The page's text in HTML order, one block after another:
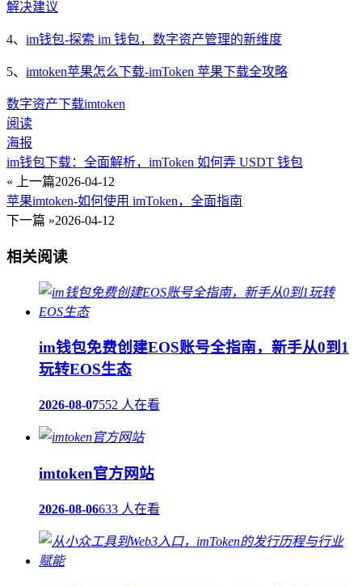
解决建议
4、 im钱包-探索 im 钱包，数字资产管理的新维度
5、 imtoken苹果怎么下载-imToken 苹果下载全攻略
数字资产下载imtoken
阅读
海报
im钱包下载：全面解析，imToken 如何弄 USDT 钱包
« 上一篇2026-04-12
苹果imtoken-如何使用 imToken，全面指南
下一篇 »2026-04-12
相关阅读
im钱包免费创建EOS账号全指南，新手从0到1
玩转EOS生态
2026-08-07552 人在看
imtoken官方网站
2026-08-06633 人在看